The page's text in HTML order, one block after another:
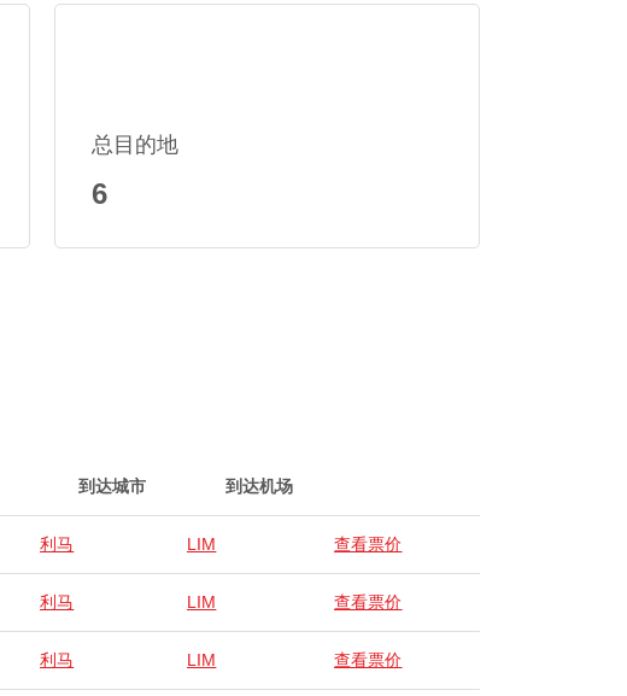
总目的地
6
到达城市 到达机场
利马 LIM 查看票价
利马 LIM 查看票价
利马 LIM 查看票价